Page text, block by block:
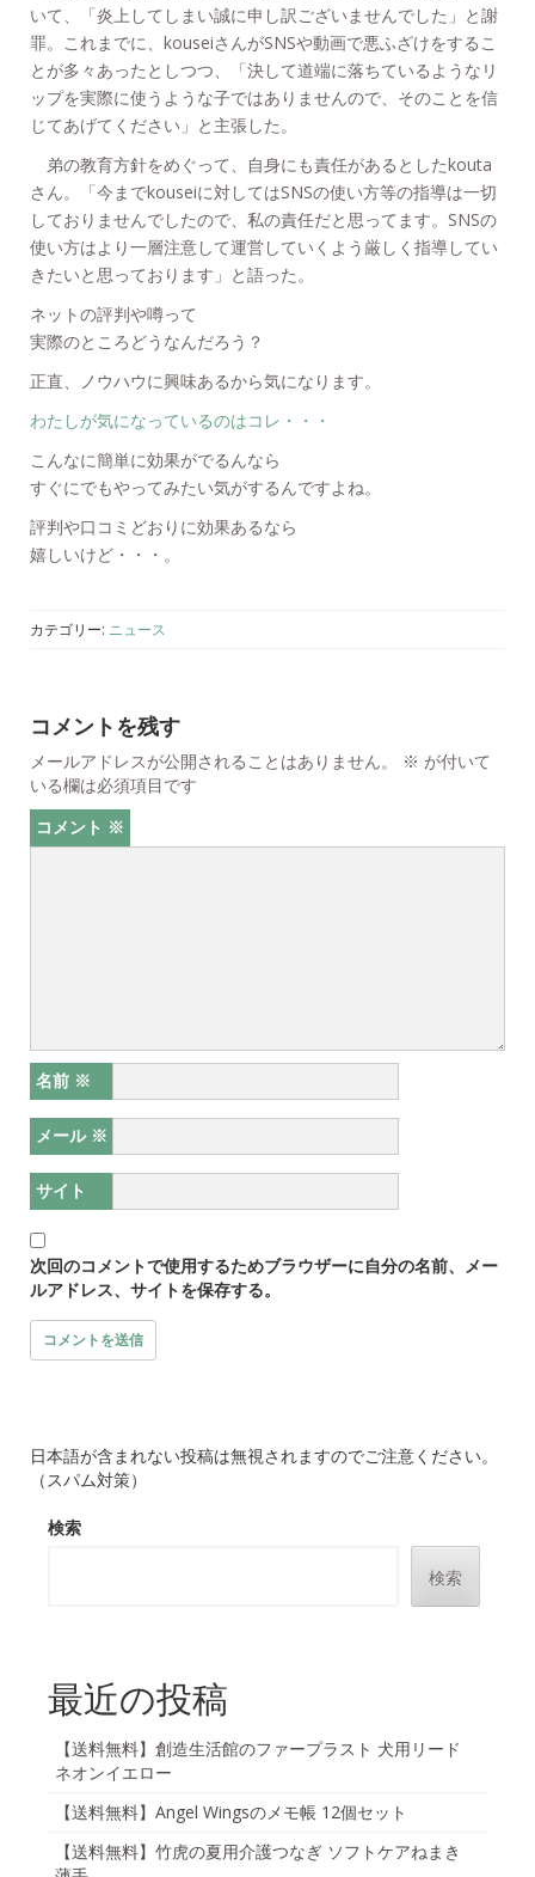
いて、「炎上してしまい誠に申し訳ございませんでした」と謝
罪。これまでに、kouseiさんがSNSや動画で悪ふざけをするこ
とが多々あったとしつつ、「決して道端に落ちているようなリ
ップを実際に使うような子ではありませんので、そのことを信
じてあげてください」と主張した。
弟の教育方針をめぐって、自身にも責任があるとしたkouta
さん。「今までkouseiに対してはSNSの使い方等の指導は一切
しておりませんでしたので、私の責任だと思ってます。SNSの
使い方はより一層注意して運営していくよう厳しく指導してい
きたいと思っております」と語った。
ネットの評判や噂って
実際のところどうなんだろう？
正直、ノウハウに興味あるから気になります。
わたしが気になっているのはコレ・・・
こんなに簡単に効果がでるんなら
すぐにでもやってみたい気がするんですよね。
評判や口コミどおりに効果あるなら
嬉しいけど・・・。
カテゴリー: ニュース
コメントを残す
メールアドレスが公開されることはありません。 ※ が付いて
いる欄は必須項目です
コメント ※
名前 ※
メール ※
サイト
次回のコメントで使用するためブラウザーに自分の名前、メー
ルアドレス、サイトを保存する。
日本語が含まれない投稿は無視されますのでご注意ください。
（スパム対策）
検索
検索
最近の投稿
【送料無料】創造生活館のファープラスト 犬用リード
ネオンイエロー
【送料無料】Angel Wingsのメモ帳 12個セット
【送料無料】竹虎の夏用介護つなぎ ソフトケアねまき